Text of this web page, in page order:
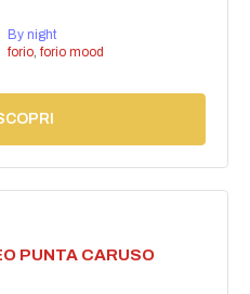
By night
forio, forio mood
PUNTA CARUSO